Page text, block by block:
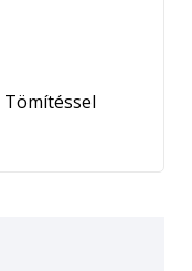
Tömítéssel